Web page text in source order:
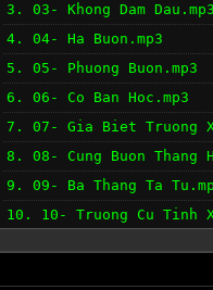
3. 03- Khong Dam Dau.mp3
4. 04- Ha Buon.mp3
5. 05- Phuong Buon.mp3
6. 06- Co Ban Hoc.mp3
7. 07- Gia Biet Truong
8. 08- Cung Buon Thang
9. 09- Ba Thang Ta
10. 10- Truong Cu Tinh